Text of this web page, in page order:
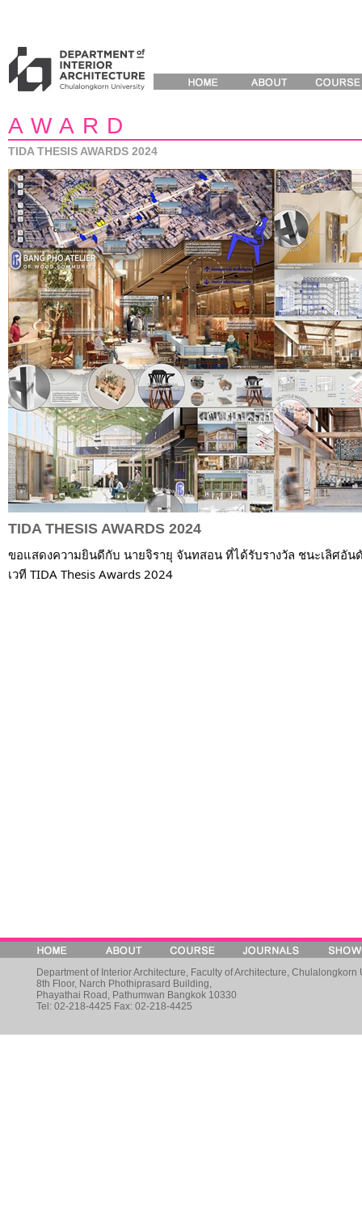
AWARD
TIDA THESIS AWARDS 2024
TIDA THESIS AWARDS 2024
ขอแสดงความยินดีกับ นายจิรายุ จันทสอน ที่ได้รับรางวัล ชนะเลิศอั
เวที TIDA Thesis Awards 2024
Department of Interior Architecture, Faculty of Architecture, Chulalongkorn
8th Floor, Narch Phothiprasard Building,
Phayathai Road, Pathumwan Bangkok 10330
Tel: 02-218-4425 Fax: 02-218-4425